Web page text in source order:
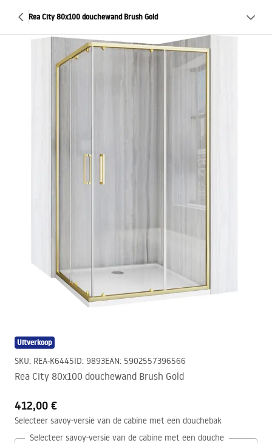
Rea City 80x100 douchewand Brush Gold
Uitverkoop
SKU: REA-K6445ID: 9893EAN: 5902557396566
Rea City 80x100 douchewand Brush Gold
412,00 €
Selecteer savoy-versie van de cabine met een douchebak
Selecteer savoy-versie van de cabine met een douchebak